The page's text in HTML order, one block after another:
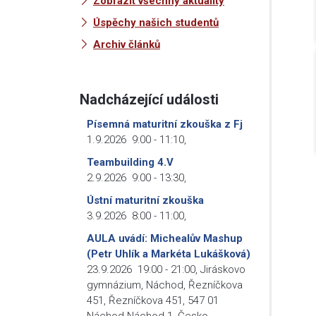
Úspěchy našich studentů
Archiv článků
Nadcházející události
Písemná maturitní zkouška z Fj
1.9.2026 9:00 - 11:10
Teambuilding 4.V
2.9.2026 9:00 - 13:30
Ústní maturitní zkouška
3.9.2026 8:00 - 11:00
AULA uvádí: Michealův Mashup
(Petr Uhlík a Markéta Lukášková)
23.9.2026 19:00 - 21:00 Jiráskovo
gymnázium, Náchod, Řezníčkova
451, Řezníčkova 451, 547 01